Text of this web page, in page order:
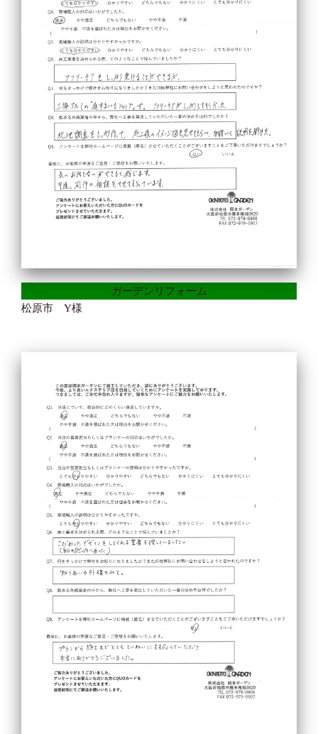
ガーデンリフォーム
松原市 Y様